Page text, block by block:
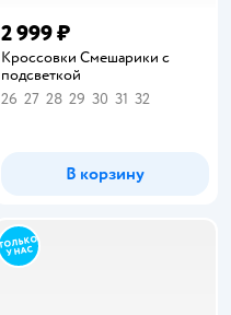
2 999 ₽
Кроссовки Смешарики с
подсветкой
26 27 28 29 30 31 32
В корзину